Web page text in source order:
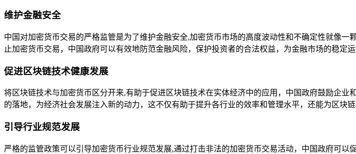
维护金融安全
中国对加密货币交易的严格监管是为了维护金融安全,加密货币市场的高度波动性和不确定性就像
止加密货币交易，中国政府可以有效地防范金融风险，保护投资者的合法权益，为金融市场的稳定运
促进区块链技术健康发展
将区块链技术与加密货币区分开来,有助于促进区块链技术在实体经济中的应用，中国政府鼓励企
的落地，为经济社会发展注入新的动力，这不仅有助于提升各行业的效率和管理水平，还能为区块
引导行业规范发展
严格的监管政策可以引导加密货币行业规范发展,通过打击非法的加密货币交易活动，中国政府可